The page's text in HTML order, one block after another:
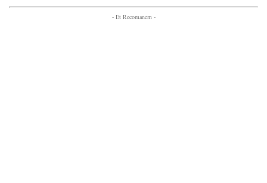
- Et Recomanem -